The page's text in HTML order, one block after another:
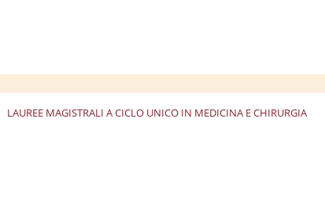
LAUREE MAGISTRALI A CICLO UNICO IN MEDICINA E CHIRURGIA